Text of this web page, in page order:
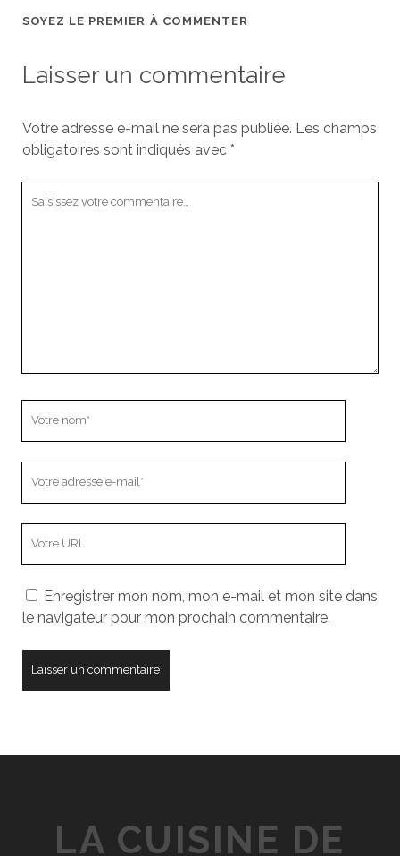
SOYEZ LE PREMIER À COMMENTER
Laisser un commentaire
Votre adresse e-mail ne sera pas publiée. Les champs
obligatoires sont indiqués avec *
mail
votre
site
Enregistrer mon nom, mon e-mail et mon site dans
le navigateur pour mon prochain commentaire.
LA CUISINE DE